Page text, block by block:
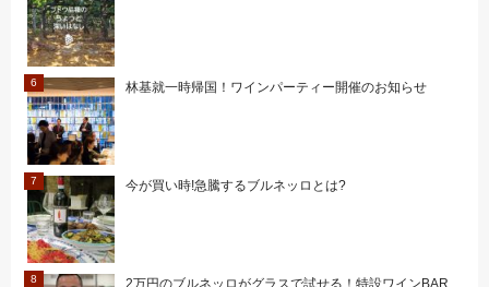
林基就一時帰国！ワインパーティー開催のお知らせ
今が買い時!急騰するブルネッロとは?
2万円のブルネッロがグラスで試せる！特設ワインBAR